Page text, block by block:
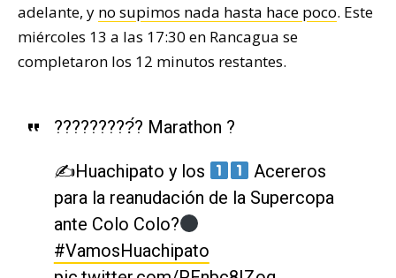
adelante, y no supimos nada hasta hace poco. Este
miércoles 13 a las 17:30 en Rancagua se
completaron los 12 minutos restantes.
?????????́? Marathon ?
✍Huachipato y los
Acereros
para la reanudación de la Supercopa
ante Colo Colo?
#VamosHuachipato